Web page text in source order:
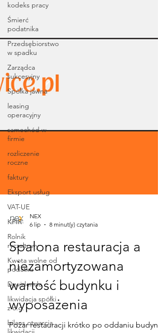
kodeks pracy
Śmierć
podatnika
Przedsębiorstwo
w spadku
Zarządca
sukcesyjny
Spółka jawna
leasing
operacyjny
samochód w
firmie
rozliczenie
roczne
faktury
Eksport usług
VAT-UE
KPIR
Rolnik
ryczałtowy
Kwota wolne od
podatku
Dywidenda
likwidacja spółki
z o.o.
bilans otwarcia
6 lip
8 minut(y) czytania
Spalona restauracja a
niezamortyzowana
wartość budynku i
wyposażenia